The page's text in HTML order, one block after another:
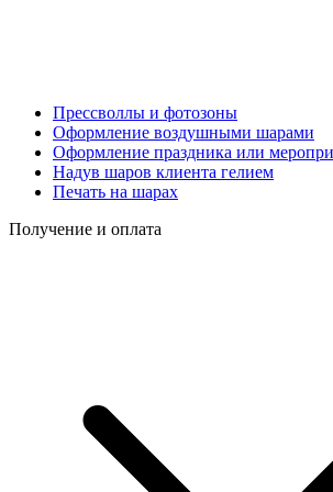
Прессволлы и фотозоны
Оформление воздушными шарами
Оформление праздника или
Надув шаров клиента гелием
Печать на шарах
Получение и оплата